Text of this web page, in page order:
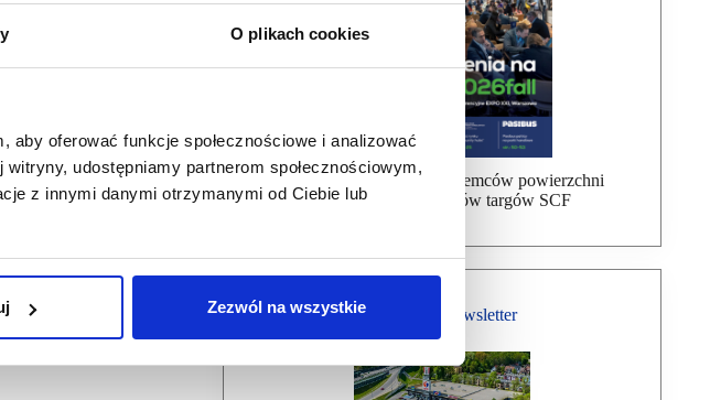
O plikach cookies
oferować funkcje społecznościowe i analizować
udostępniamy partnerom społecznościowym,
z innymi danymi otrzymanymi od Ciebie lub
Zezwól na wszystkie
własnej
dwa kulinarne
być huczna. I taka
Dinner i Magicznej
wprowadzenie
się
pierwszego
firmę – udało się.
Bezpłatna wysyłka dla najemców powierzchni
handlowej, uczestników targów SCF
Bezpłatny Newsletter